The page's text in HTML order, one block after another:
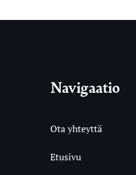
Navigaatio
Ota yhteyttä
Etusivu